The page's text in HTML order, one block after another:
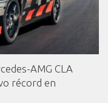
AMG CLA
récord en